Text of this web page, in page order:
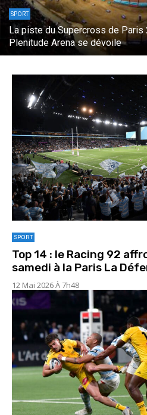
SPORT
La piste du Supercross de Paris
Plenitude Arena se dévoile
SPORT
Top 14 : le Racing 92
samedi à la Paris La
12 Mai 2026 À 7h48